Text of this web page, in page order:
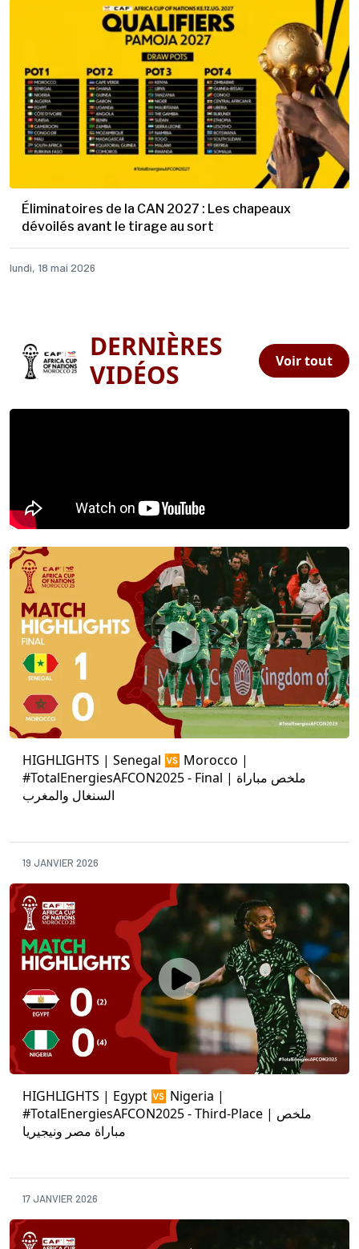
Éliminatoires de la CAN 2027 : Les chapeaux
dévoilés avant le tirage au sort
lundi, 18 mai 2026
DERNIÈRES
VIDÉOS
Voir tout
HIGHLIGHTS | Senegal 🆚 Morocco |
#TotalEnergiesAFCON2025 - Final | ملخص مباراة
السنغال والمغرب
19 JANVIER 2026
HIGHLIGHTS | Egypt 🆚 Nigeria |
#TotalEnergiesAFCON2025 - Third-Place | ملخص
مباراة مصر ونيجيريا
17 JANVIER 2026